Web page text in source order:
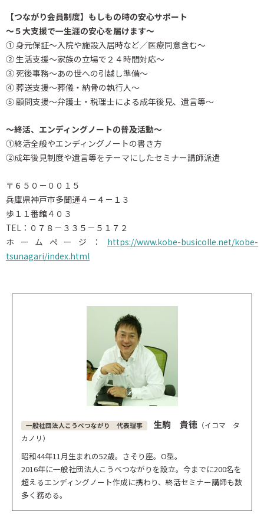
【つながり会員制度】もしもの時の安心サポート
～５大支援で一生涯の安心を届けます～
① 身元保証～入院や施設入居時など／医療同意含む～
② 生活支援～家族の立場で２４時間対応～
③ 死後事務～あの世への引越し準備～
④ 葬送支援～葬儀・納骨の執行人～
⑤ 顧問支援～弁護士・税理士による成年後見、遺言等～
～終活、エンディングノートの普及活動～
①終活全般やエンディングノートの書き方
②成年後見制度や遺言等をテーマにしたセミナー講師派遣
〒６５０－００１５
兵庫県神戸市多聞通４－４－１３
歩１１番館４０３
TEL：０７８－３３５－５１７２
ホームページ： https://www.kobe-busicolle.net/kobe-
tsunagari/index.html
一般社団法人こうべつながり 代表理事 生駒 貴徳 （イコマ タ
カノリ）
昭和44年11月生まれの52歳。さそり座。O型。
2016年に一般社団法人こうべつながりを設立。今までに200名を
超えるエンディングノート作成に携わり、終活セミナー講師も数
多く務める。